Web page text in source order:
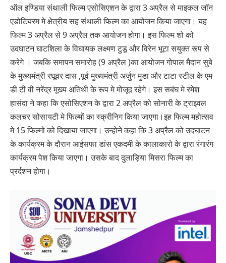
ऑल इण्डिया संथाली फिल्म एसोसिएशन के द्वारा 3 अप्रैल से माइकल जॉन
एडोटियरम मे क्षेत्रीय सह संथाली फिल्म का आयोजन किया जाएगा। यह
फिल्म 3 अप्रैल से 9 अप्रैल तक आयोजन होगा। इस फिल्म शो को
उदघाटन घाटशिला के विघायक लक्ष्मण टुडू और विरेन भूटा सयुक्त रूप से
करेगे । जबकि समापन समारोह (9 अप्रैल )का आयोजन गोपाल मैदान सुबे
के मुख्यमंत्री रघूवर दास ,पूर्व मुख्यमंत्री अर्जुन मुडा और टाटा स्टील के एम
डी टी वी नरेंद्र मूख्य अतिथी के रूप मे मोजूद रहेगे। इस सबंघ मे रमेश
हासंदा ने कहा कि एसोसिएशन के द्वारा 2 अप्रैल को सोनारी के ट्राइवल
कलचर सोसायटी मे फिल्मों का स्क्रीनिग किया जाएगा।इह फिल्म महोत्सव
मे 15 फिल्मो को दिखाया जाएगा। उन्होने कहा कि 3 अप्रैल को उदघाटन
के कार्यक्रम के दौरान आईसफा डांस एकदमी के कालाकारो के द्वारा रंगारंग
कार्यक्रम पेश किया जाएगा। उसके बाद दुलाड़िया मिसरा फिल्म का
प्रर्दशन होगा।